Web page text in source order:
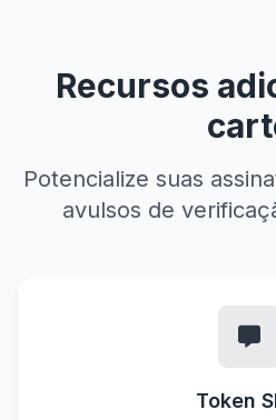
Recursos
Potencialize suas
avulsos de
Token